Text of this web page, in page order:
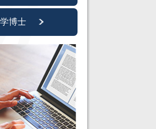
博士